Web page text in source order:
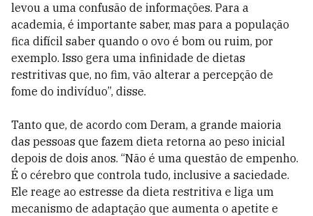
levou a uma confusão de informações. Para a
academia, é importante saber, mas para a população
fica difícil saber quando o ovo é bom ou ruim, por
exemplo. Isso gera uma infinidade de dietas
restritivas que, no fim, vão alterar a percepção de
fome do indivíduo”, disse.
Tanto que, de acordo com Deram, a grande maioria
das pessoas que fazem dieta retorna ao peso inicial
depois de dois anos. “Não é uma questão de empenho.
É o cérebro que controla tudo, inclusive a saciedade.
Ele reage ao estresse da dieta restritiva e liga um
mecanismo de adaptação que aumenta o apetite e